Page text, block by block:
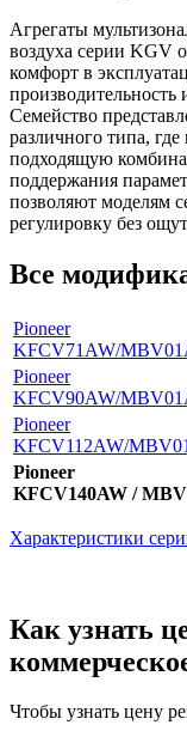
Агрегаты
воздуха серии KGV
комфорт в
производительность
Семейство
различного типа,
подходящую
поддержания
позволяют моделям
регулировку без
Все
Pioneer
KFCV71AW/
Pioneer
KFCV90AW/
Pioneer
KFCV112AW/
Pioneer
KFCV140AW /
Характеристики
Как узнать
Чтобы узнать цену